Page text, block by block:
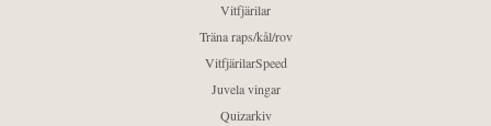
Vitfjärilar
Träna raps/kål/rov
VitfjärilarSpeed
Juvela vingar
Quizarkiv